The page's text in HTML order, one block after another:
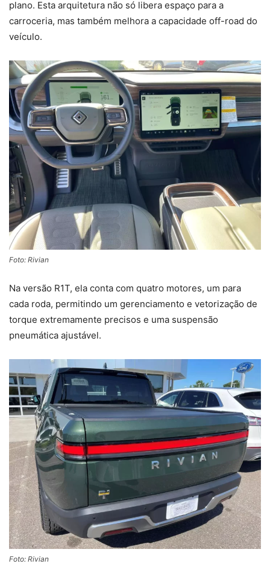
plano. Esta arquitetura não só libera espaço para a
carroceria, mas também melhora a capacidade off-road do
veículo.
Foto: Rivian
Na versão R1T, ela conta com quatro motores, um para
cada roda, permitindo um gerenciamento e vetorização de
torque extremamente precisos e uma suspensão
pneumática ajustável.
Foto: Rivian